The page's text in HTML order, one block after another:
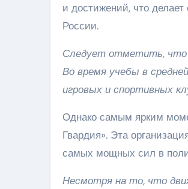
и достижений, что
России.
Следует отметить, что
Во время учебы в
игровых и спортивных
Однако самым ярким
Гвардия». Эта
самых мощных сил в
Несмотря на то, что